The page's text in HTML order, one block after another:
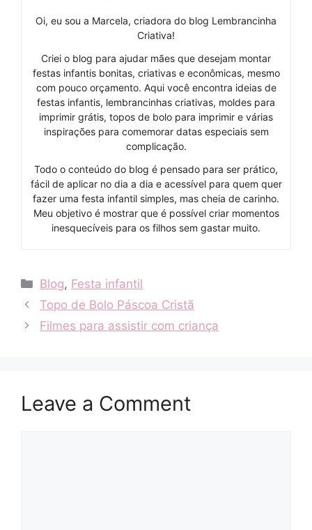
Oi, eu sou a Marcela, criadora do blog Lembrancinha
Criativa!
Criei o blog para ajudar mães que desejam montar
festas infantis bonitas, criativas e econômicas, mesmo
com pouco orçamento. Aqui você encontra ideias de
festas infantis, lembrancinhas criativas, moldes para
imprimir grátis, topos de bolo para imprimir e várias
inspirações para comemorar datas especiais sem
complicação.
Todo o conteúdo do blog é pensado para ser prático,
fácil de aplicar no dia a dia e acessível para quem quer
fazer uma festa infantil simples, mas cheia de carinho.
Meu objetivo é mostrar que é possível criar momentos
inesquecíveis para os filhos sem gastar muito.
Categories
Blog, Festa infantil
Topo de Bolo Páscoa Cristã
Filmes para assistir com criança
Leave a Comment